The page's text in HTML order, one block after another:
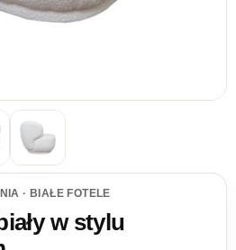
· BIAŁE FOTELE
w stylu